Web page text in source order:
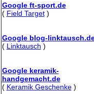
Google ft-sport.de
( Field Target)
Google blog-
( Linktausch )
Google keramik-
handgemacht.de
( Keramik Geschenke)